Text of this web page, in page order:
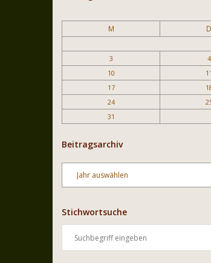
M D
3
4
10
11
17
24
31
Beitragsarchiv
Archiv
Stichwortsuche